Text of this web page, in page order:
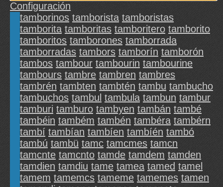
Configuración
tamborinos tamborista tamboristas
tamborita tamboritas tamboritero tamborito
tamboritos tamborones tamborrada
tamborradas tambors tamborín tamborón
tambos tambour tambourin tambourine
tambours tambre tambren tambres
tambrén tambten tambtén tambu tambucho
tambuchos tambul tambula tambun tambur
tamburi tamburo tambyen tambán també
tambéin também tambén tambéra tambérn
tambí tambían tambíen tambíén tambó
tambú tambü tamc tamcmes tamcn
tamcnte tamcnto tamde tamdem tamden
tamdien tamdiu tame tamea tamed tamel
tamem tamemcs tameme tamemes tamen